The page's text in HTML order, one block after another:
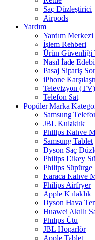
Saç Düzleştirici
Airpods
Yardım
Yardım Merkezi
İşlem Rehberi
Ürün Güvenliği
Nasıl İade
Pasaj Sipariş
iPhone
Televizyon (TV)
Telefon Sat
Popüler Marka
Samsung
JBL Kulaklık
Philips Kahve
Samsung Tablet
Dyson Saç
Philips Dikey
Philips Süpürge
Karaca Kahve
Philips Airfryer
Apple Kulaklık
Dyson Hava
Huawei Akıllı
Philips Ütü
JBL Hoparlör
Apple Tablet